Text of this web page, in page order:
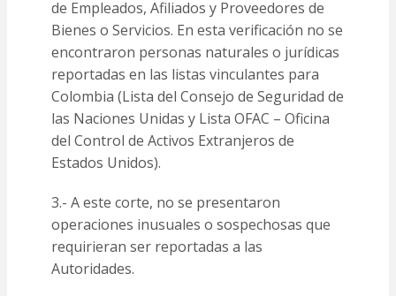
de Empleados, Afiliados y Proveedores de
Bienes o Servicios. En esta verificación no se
encontraron personas naturales o jurídicas
reportadas en las listas vinculantes para
Colombia (Lista del Consejo de Seguridad de
las Naciones Unidas y Lista OFAC – Oficina
del Control de Activos Extranjeros de
Estados Unidos).
3.- A este corte, no se presentaron
operaciones inusuales o sospechosas que
requirieran ser reportadas a las
Autoridades.